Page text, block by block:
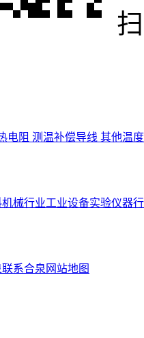
电阻 测温补偿导线 其他温
械行业工业设备实验仪器
联系合泉 网站地图